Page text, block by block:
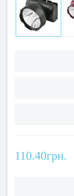
110.40грн.